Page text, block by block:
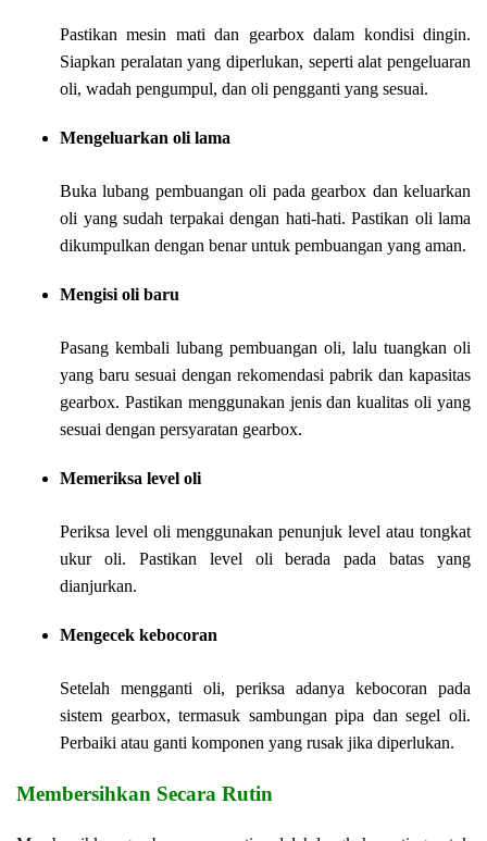
Pastikan mesin mati dan gearbox dalam kondisi dingin.
Siapkan peralatan yang diperlukan, seperti alat pengeluaran
oli, wadah pengumpul, dan oli pengganti yang sesuai.
Mengeluarkan oli lama
Buka lubang pembuangan oli pada gearbox dan keluarkan
oli yang sudah terpakai dengan hati-hati. Pastikan oli lama
dikumpulkan dengan benar untuk pembuangan yang aman.
Mengisi oli baru
Pasang kembali lubang pembuangan oli, lalu tuangkan oli
yang baru sesuai dengan rekomendasi pabrik dan kapasitas
gearbox. Pastikan menggunakan jenis dan kualitas oli yang
sesuai dengan persyaratan gearbox.
Memeriksa level oli
Periksa level oli menggunakan penunjuk level atau tongkat
ukur oli. Pastikan level oli berada pada batas yang
dianjurkan.
Mengecek kebocoran
Setelah mengganti oli, periksa adanya kebocoran pada
sistem gearbox, termasuk sambungan pipa dan segel oli.
Perbaiki atau ganti komponen yang rusak jika diperlukan.
Membersihkan Secara Rutin